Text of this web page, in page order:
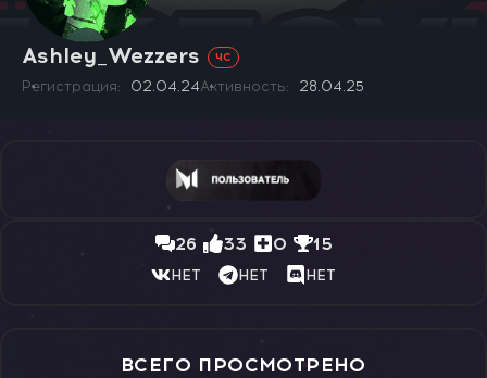
Ashley_Wezzers ЧС
Регистрация 02.04.24Активность 28.04.25
26 33 0 15
НЕТ НЕТ НЕТ
ВСЕГО ПРОСМОТРЕНО